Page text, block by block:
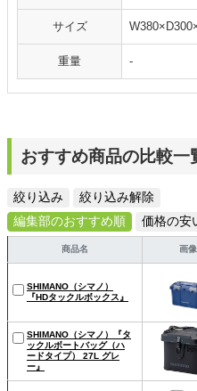
サイズ
重量 -
おすすめ商品の比較一
絞り込み
絞り込み解除
編集部のおすすめ順
価格の安
商品名 画像
SHIMANO（シマノ）
『HDタックルボックス』
SHIMANO（シマノ）『タ
ックルボートバッグ（ハ
ードタイプ） 27L グレ
ー』